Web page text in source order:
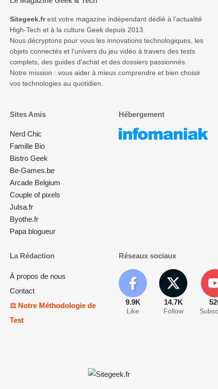
Sitegeek.frest votre magazine indépendant dédié à l’actualité
High-Tech et à la culture Geek depuis 2013.
Nous décryptons pour vous les innovations technologiques, les
objets connectés et l’univers du jeu vidéo à travers des tests
complets, des guides d’achat et des dossiers passionnés.
Notre mission : vous aider à mieux comprendre et bien choisir
vos technologies au quotidien.
Sites Amis
Nerd Chic
Famille Bio
Bistro Geek
Be-Games.be
Arcade Belgium
Couple of pixels
Julsa.fr
Byothe.fr
Papa blogueur
Hébergement
La Rédaction
À propos de nous
Contact
⚖️ Notre Méthodologie de
Test
Réseaux sociaux
9.9K
Like
14.7K
Follow